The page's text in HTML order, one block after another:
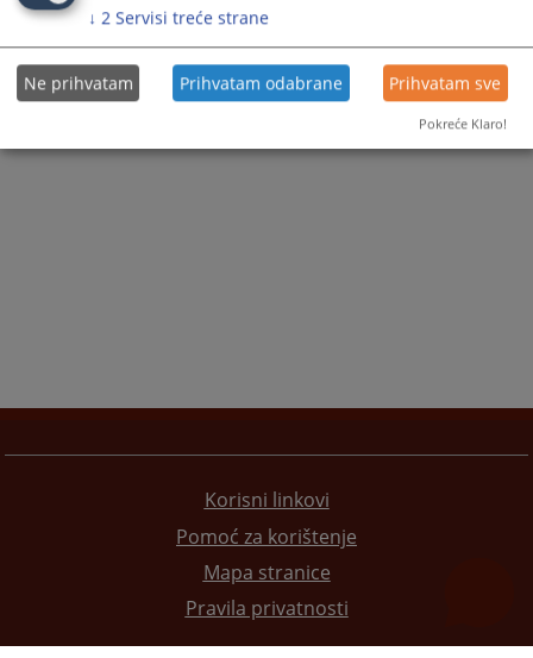
Korisni linkovi
Pomoć za korištenje
Mapa stranice
Pravila privatnosti
↓ 2 Servisi treće strane
Ne prihvatam Prihvatam odabrane Prihvatam sve
Pokreće Klaro!